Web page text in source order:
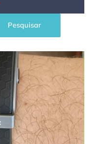
Pesquisar